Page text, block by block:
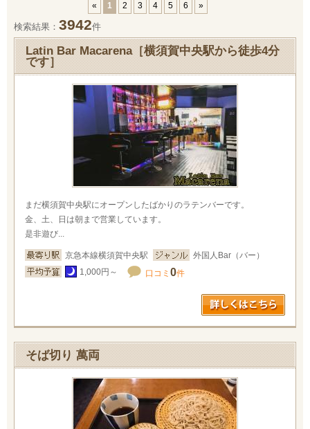
« 1 2 3 4 5 6 »
検索結果： 3942件
Latin Bar Macarena［横須賀中央駅から徒歩4分
です］
まだ横須賀中央駅にオープンしたばかりのラテンバーです。
金、土、日は朝まで営業しています。
是非遊び...
京急本線横須賀中央駅
外国人Bar（バー）
1,000円～
口コミ 0件
そば切り 萬両